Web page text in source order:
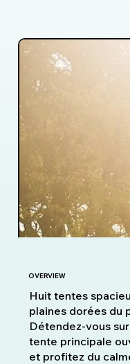
OVERVIEW
Huit tentes
plaines dorées du
Détendez-vous
tente principale
et profitez du